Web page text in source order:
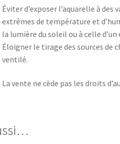
Éviter d’exposer l’aquarelle à
extrêmes de température et
la lumière du soleil ou à celle
Éloigner le tirage des sources de
ventilé.
La vente ne cède pas les droits